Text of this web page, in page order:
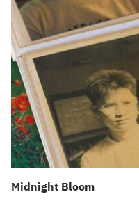
Midnight Bloom